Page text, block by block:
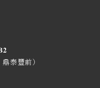
泰豐前）